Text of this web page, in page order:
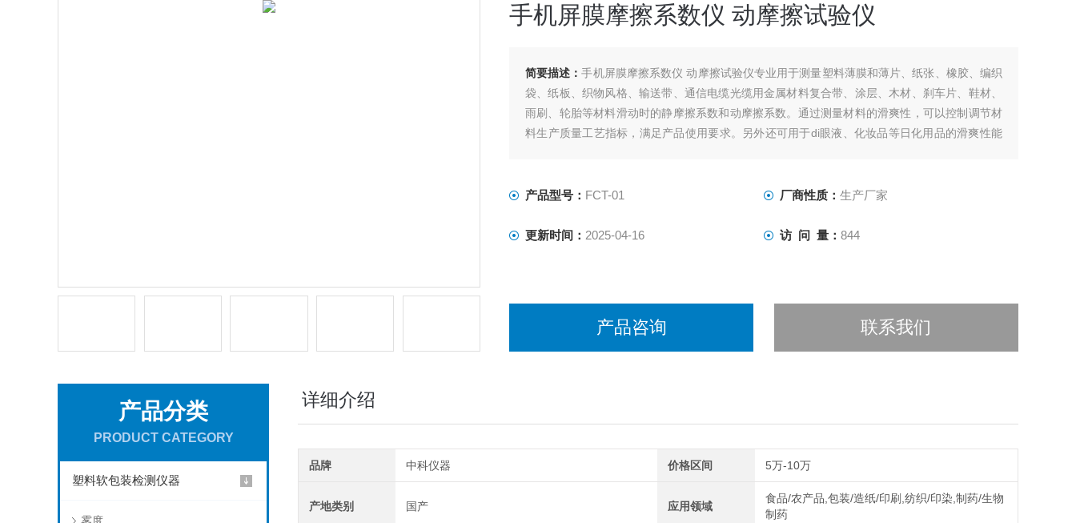
手机屏膜摩擦系数仪 动摩擦试验仪
简要描述：手机屏膜摩擦系数仪 动摩擦试验仪专业用于测量塑料薄膜和薄片、纸张、橡胶、编织
袋、纸板、织物风格、输送带、通信电缆光缆用金属材料复合带、涂层、木材、刹车片、鞋材、
雨刷、轮胎等材料滑动时的静摩擦系数和动摩擦系数。通过测量材料的滑爽性，可以控制调节材
料生产质量工艺指标，满足产品使用要求。另外还可用于di眼液、化妆品等日化用品的滑爽性能
产品型号： FCT-01 厂商性质： 生产厂家
更新时间： 2025-04-16 访 问 量： 844
产品咨询 联系我们
产品分类
PRODUCT CATEGORY
塑料软包装检测仪器
详细介绍
品牌 中科仪器 价格区间 5万-10万
产地类别 国产 应用领域
食品/农产品,包装/造纸/印刷,纺织/印染,制药/生物
制药